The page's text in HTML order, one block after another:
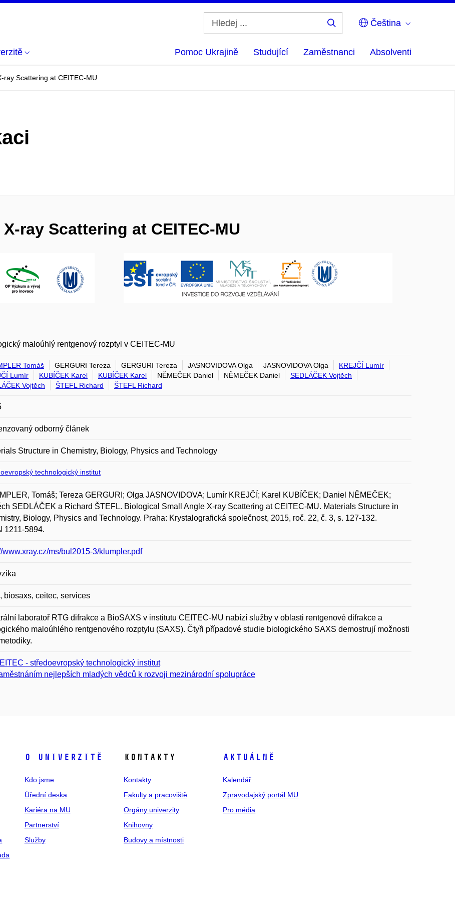
Čeština
Pomoc Ukrajině Studující Zaměstnanci Absolventi
ray Scattering at CEITEC-MU
ray Scattering at CEITEC-MU
maloúhlý rentgenový rozptyl v CEITEC-MU
Tomáš GERGURI Tereza GERGURI Tereza JASNOVIDOVA Olga JASNOVIDOVA Olga
KREJČÍ Lumír
Lumír
KUBÍČEK Karel KUBÍČEK Karel NĚMEČEK Daniel NĚMEČEK Daniel
SEDLÁČEK Vojtěch
Vojtěch
ŠTEFL Richard ŠTEFL Richard
odborný článek
Structure in Chemistry, Biology, Physics and Technology
technologický institut
Tomáš; Tereza GERGURI; Olga JASNOVIDOVA; Lumír KREJČÍ; Karel KUBÍČEK; Daniel NĚMEČEK;
SEDLÁČEK a Richard ŠTEFL. Biological Small Angle X-ray Scattering at CEITEC-MU. Materials Structure in
Biology, Physics and Technology. Praha: Krystalografická společnost, 2015, roč. 22, č. 3, s. 127-132.
1211-5894.
www.xray.cz/ms/bul2015-3/klumpler.pdf
biosaxs, ceitec, services
laboratoř RTG difrakce a BioSAXS v institutu CEITEC-MU nabízí služby v oblasti rentgenové difrakce a
maloúhlého rentgenového rozptylu (SAXS). Čtyři případové studie biologického SAXS demostrují možnosti
- středoevropský technologický institut
nejlepších mladých vědců k rozvoji mezinárodní spolupráce
O univerzitě
Kdo jsme
Úřední deska
Kariéra na MU
Partnerství
Služby
Kontakty
Kontakty
Fakulty a pracoviště
Orgány univerzity
Knihovny
Budovy a místnosti
Aktuálně
Kalendář
Zpravodajský portál MU
Pro média